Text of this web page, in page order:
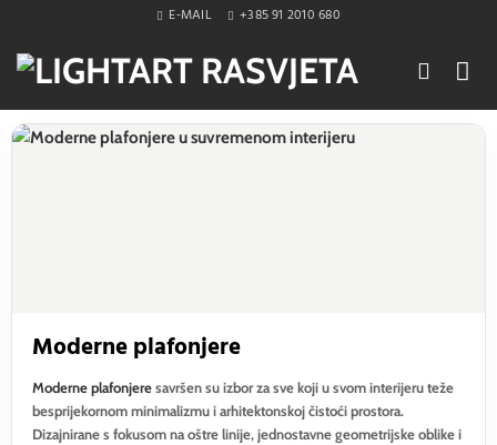
content
E-MAIL +385 91 2010 680
Moderne plafonjere
Moderne plafonjeresavršen su izbor za sve koji u svom interijeru teže
besprijekornom minimalizmu i arhitektonskoj čistoći prostora.
Dizajnirane s fokusom na oštre linije, jednostavne geometrijske oblike i